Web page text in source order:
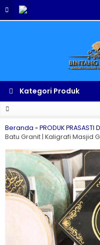
Kategori Produk
Beranda » PRODUK PRASASTI
Batu Granit | Kaligrafi Masjid